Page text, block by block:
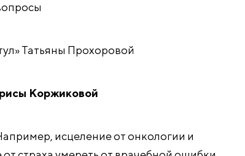
Татьяны Прохоровой
Коржиковой
исцеление от онкологии и